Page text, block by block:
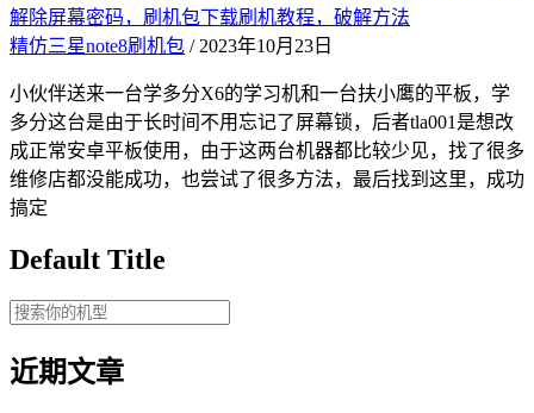
解除屏幕密码，刷机包下载刷机教程，破解方法
精仿三星note8刷机包 / 2023年10月23日
小伙伴送来一台学多分X6的学习机和一台扶小鹰的平板，学
多分这台是由于长时间不用忘记了屏幕锁，后者tla001是想改
成正常安卓平板使用，由于这两台机器都比较少见，找了很多
维修店都没能成功，也尝试了很多方法，最后找到这里，成功
搞定
Default Title
近期文章